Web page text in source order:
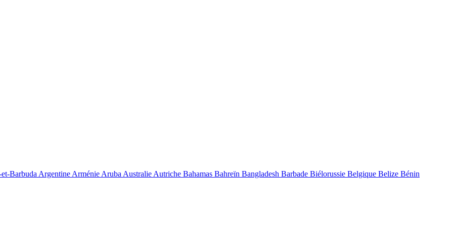
Barbuda Argentine Arménie Aruba Australie Autriche Bahamas Bahreïn Bangladesh Barbade Biélorussie Belgique Belize Bénin